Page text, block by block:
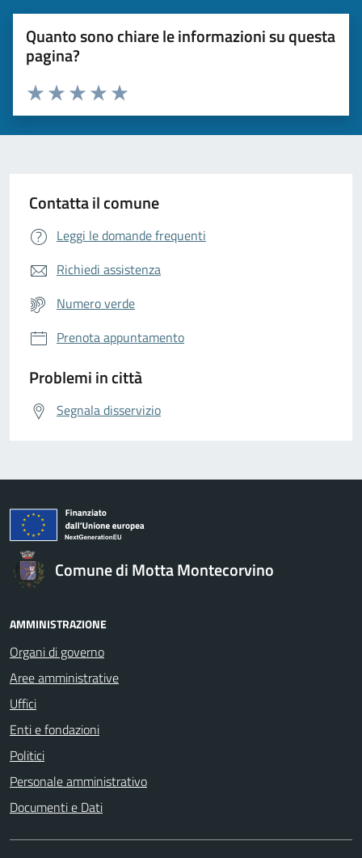
Quanto sono chiare le informazioni su questa
pagina?
Valuta da 1 a 5 stelle la pagina
Valuta 5 stelle su 5
Valuta 4 stelle su 5
Valuta 3 stelle su 5
Valuta 2 stelle su 5
Valuta 1 stelle su 5
Contatta il comune
Leggi le domande frequenti
Richiedi assistenza
Numero verde
Prenota appuntamento
Problemi in città
Segnala disservizio
Comune di Motta Montecorvino
AMMINISTRAZIONE
Organi di governo
Aree amministrative
Uffici
Enti e fondazioni
Politici
Personale amministrativo
Documenti e Dati